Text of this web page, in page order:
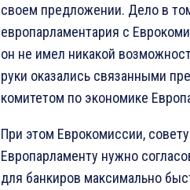
своем предложении. Дело в
европарламентария с
он не имел никакой
руки оказались связанными
комитетом по экономике
При этом Еврокомиссии,
Европарламенту нужно
для банкиров максимально